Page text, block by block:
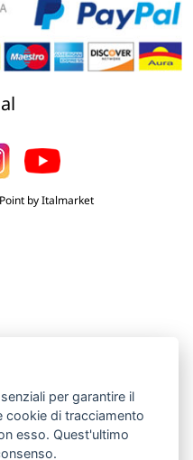
by Italmarket
per garantire il
cookie di tracciamento
esso. Quest'ultimo